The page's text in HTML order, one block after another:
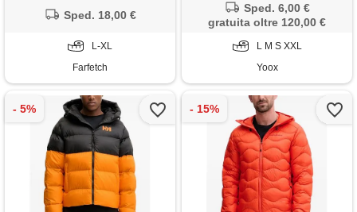
Sped. 18,00 €
L-XL
Farfetch
Sped. 6,00 €
gratuita oltre 120,00 €
L M S XXL
Yoox